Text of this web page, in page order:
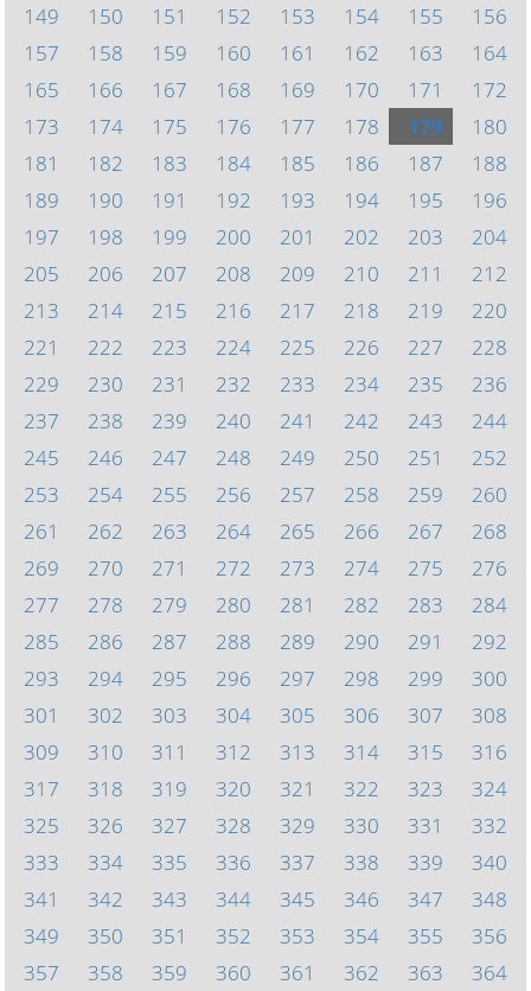
149
150 151 152 153 154 155
156
157
158 159 160 161 162 163
164
165
166 167 168 169 170 171
172
173
174 175 176 177 178 179
180
181
182 183 184 185 186 187
188
189
190 191 192 193 194 195
196
197
198 199 200 201 202 203
204
205
206 207 208 209 210 211
212
213
214 215 216 217 218 219
220
221
222 223 224 225 226 227
228
229
230 231 232 233 234 235
236
237
238 239 240 241 242 243
244
245
246 247 248 249 250 251
252
253
254 255 256 257 258 259
260
261
262 263 264 265 266 267
268
269
270 271 272 273 274 275
276
277
278 279 280 281 282 283
284
285
286 287 288 289 290 291
292
293
294 295 296 297 298 299
300
301
302 303 304 305 306 307
308
309
310 311 312 313 314 315
316
317
318 319 320 321 322 323
324
325
326 327 328 329 330 331
332
333
334 335 336 337 338 339
340
341
342 343 344 345 346 347
348
349
350 351 352 353 354 355
356
357
358 359 360 361 362 363 364